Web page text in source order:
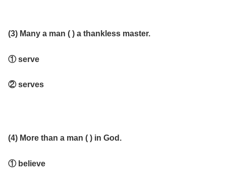
(3) Many a man ( ) a thankless master.
① serve
② serves
(4) More than a man ( ) in God.
① believe